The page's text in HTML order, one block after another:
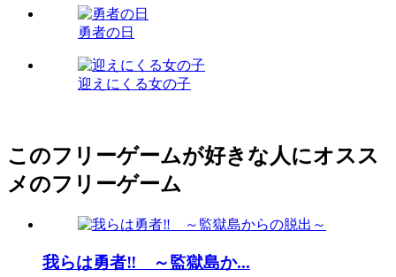
勇者の日
迎えにくる女の子
このフリーゲームが好きな人にオスス
メのフリーゲーム
我らは勇者‼ ～監獄島か...